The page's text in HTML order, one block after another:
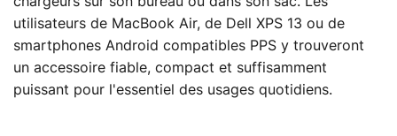
utilisateurs de MacBook Air, de Dell XPS 13 ou de
smartphones Android compatibles PPS y trouveront
un accessoire fiable, compact et suffisamment
puissant pour l'essentiel des usages quotidiens.